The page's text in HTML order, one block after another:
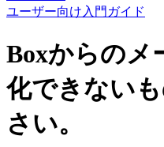
ユーザー向け入門ガイド
Boxからのメ
化できない
さい。